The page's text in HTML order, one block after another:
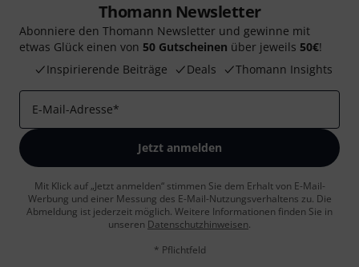
Thomann Newsletter
Abonniere den Thomann Newsletter und gewinne mit
etwas Glück einen von 50 Gutscheinen über jeweils 50€!
Inspirierende Beiträge
Deals Thomann Insights
E-Mail-Adresse*
Jetzt anmelden
Mit Klick auf „Jetzt anmelden“ stimmen Sie dem Erhalt von E-Mail-
Werbung und einer Messung des E-Mail-Nutzungsverhaltens zu. Die
Abmeldung ist jederzeit möglich. Weitere Informationen finden Sie in
unseren Datenschutzhinweisen.
* Pflichtfeld